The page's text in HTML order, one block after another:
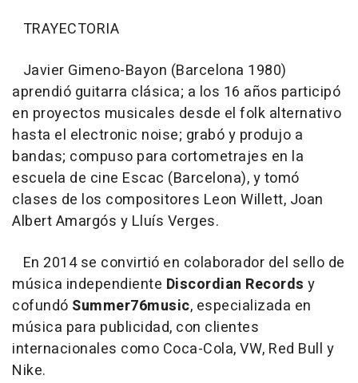
TRAYECTORIA
Javier Gimeno-Bayon (Barcelona 1980)
aprendió guitarra clásica; a los 16 años participó
en proyectos musicales desde el folk alternativo
hasta el electronic noise; grabó y produjo a
bandas; compuso para cortometrajes en la
escuela de cine Escac (Barcelona), y tomó
clases de los compositores Leon Willett, Joan
Albert Amargós y Lluís Verges.
En 2014 se convirtió en colaborador del sello de
música independiente Discordian Records y
cofundó Summer76music, especializada en
música para publicidad, con clientes
internacionales como Coca-Cola, VW, Red Bull y
Nike.